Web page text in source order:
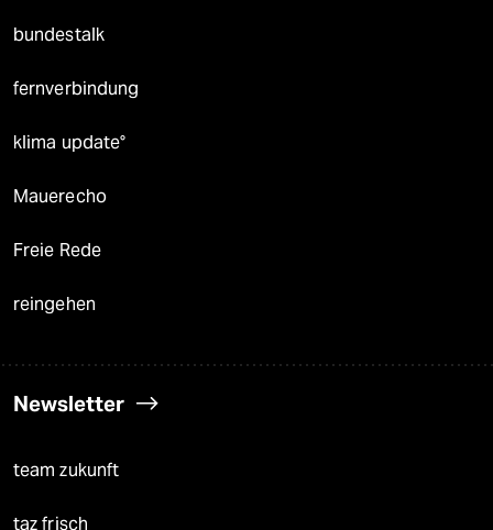
bundestalk
fernverbindung
klima update°
Mauerecho
Freie Rede
reingehen
Newsletter
team zukunft
taz frisch